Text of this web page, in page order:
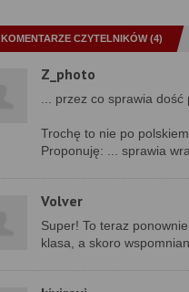
KOMENTARZE CZYTELNIKÓW (4)
Z_photo
... przez co sprawia
Trochę to nie po
Proponuję: ... sprawia
Volver
Super! To teraz
klasa, a skoro